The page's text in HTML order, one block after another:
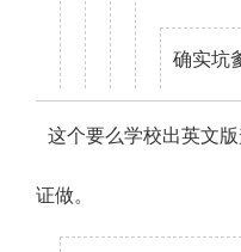
确实坑
这个要么学校出英文
证做。